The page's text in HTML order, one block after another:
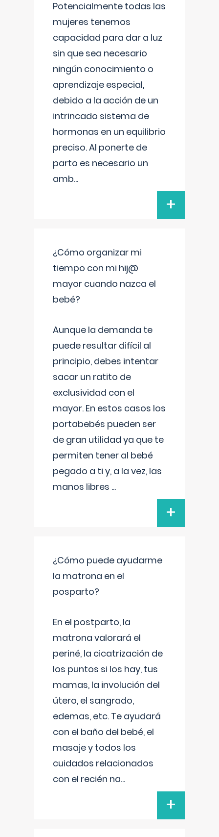
Potencialmente todas las
mujeres tenemos
capacidad para dar a luz
sin que sea necesario
ningún conocimiento o
aprendizaje especial,
debido a la acción de un
intrincado sistema de
hormonas en un equilibrio
preciso. Al ponerte de
parto es necesario un
amb...
+
¿Cómo organizar mi
tiempo con mi hij@
mayor cuando nazca el
bebé?
Aunque la demanda te
puede resultar difícil al
principio, debes intentar
sacar un ratito de
exclusividad con el
mayor. En estos casos los
portabebés pueden ser
de gran utilidad ya que te
permiten tener al bebé
pegado a ti y, a la vez, las
manos libres ...
+
¿Cómo puede ayudarme
la matrona en el
posparto?
En el postparto, la
matrona valorará el
periné, la cicatrización de
los puntos si los hay, tus
mamas, la involución del
útero, el sangrado,
edemas, etc. Te ayudará
con el baño del bebé, el
masaje y todos los
cuidados relacionados
con el recién na...
+